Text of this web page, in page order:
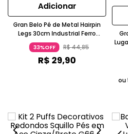
Adicionar
Gran Belo Pé de Metal Hairpin
Legs 30cm Industrial Ferro
Maciço Dourado G41
33%OFF R$44,85
R$ 29,90
ou